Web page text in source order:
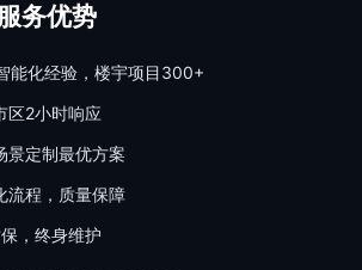
务优势
能化经验，楼宇项目300+
区2小时响应
景定制最优方案
流程，质量保障
保，终身维护